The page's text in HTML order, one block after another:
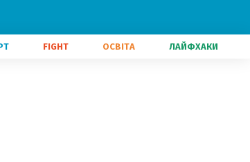
FIGHT ОСВІТА ЛАЙФХАКИ